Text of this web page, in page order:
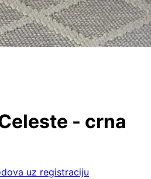
- crna
uz registraciju